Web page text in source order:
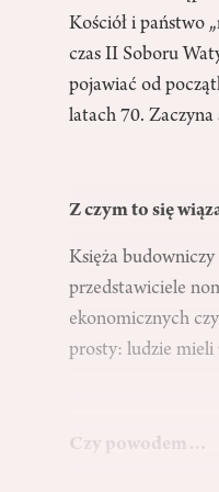
Kościół i państwo
czas II Soboru
pojawiać od
latach 70.
Z czym to się
Księża
przedstawiciele
ekonomicznych
prosty: ludzie mieli
Czy powodem…